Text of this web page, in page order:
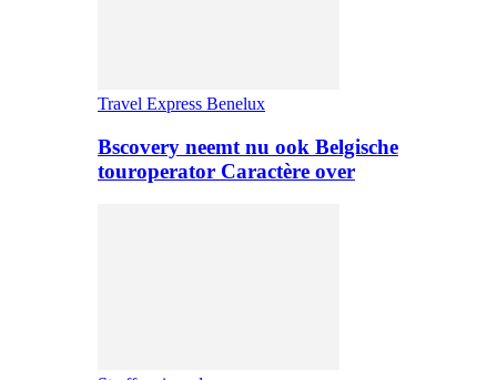
Travel Express Benelux
Bscovery neemt nu ook Belgische
touroperator Caractère over